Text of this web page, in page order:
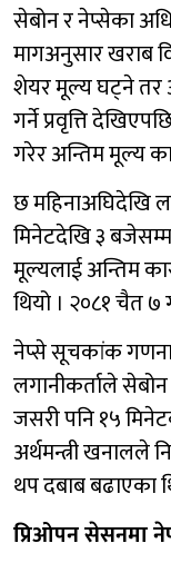
सेबोन र नेप्सेका
मागअनुसार खराब
शेयर मूल्य घट्ने तर
गर्ने प्रवृत्ति
गरेर अन्तिम मूल्य
छ महिनाअघिदेखि
मिनेटदेखि ३
मूल्यलाई अन्तिम
थियो । २०८१ चैत ७
नेप्से सूचकांक
लगानीकर्ताले
जसरी पनि १५
अर्थमन्त्री खनालले
थप दबाब बढाएका
प्रिओपन सेसनमा